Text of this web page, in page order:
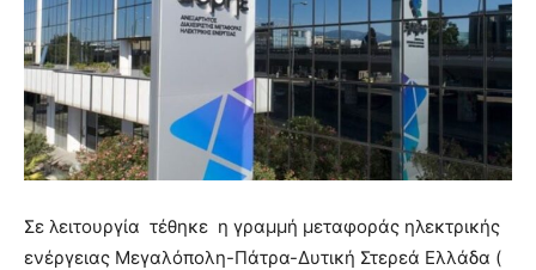
Σε λειτουργία τέθηκε η γραμμή μεταφοράς ηλεκτρικής
ενέργειας Μεγαλόπολη-Πάτρα-Δυτική Στερεά Ελλάδα (